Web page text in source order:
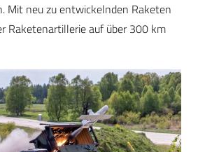
Mit neu zu entwickelnden Raketen
Raketenartillerie auf über 300 km